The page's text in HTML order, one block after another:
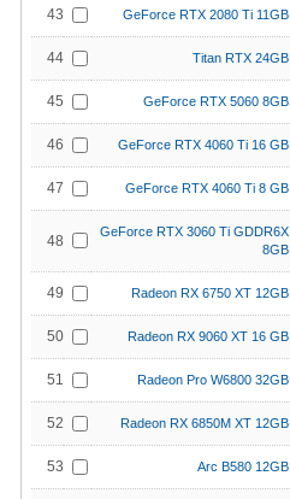
43 GeForce RTX 2080 Ti 11GB
44 Titan RTX 24GB
45 GeForce RTX 5060 8GB
46 GeForce RTX 4060 Ti 16 GB
47 GeForce RTX 4060 Ti 8 GB
48
GeForce RTX 3060 Ti GDDR6X
8GB
49 Radeon RX 6750 XT 12GB
50 Radeon RX 9060 XT 16 GB
51 Radeon Pro W6800 32GB
52 Radeon RX 6850M XT 12GB
53 Arc B580 12GB